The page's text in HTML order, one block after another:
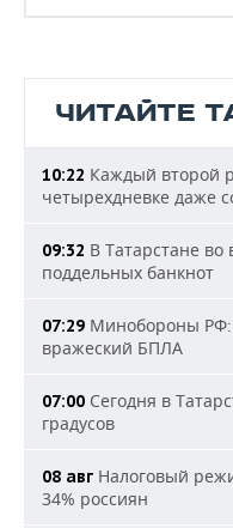
ЧИТАЙТЕ
10:22 Каждый второй
четырехдневке даже
09:32 В Татарстане
поддельных банкнот
07:29 Минобороны РФ:
вражеский БПЛА
07:00 Сегодня в
градусов
08 авг Налоговый
34% россиян